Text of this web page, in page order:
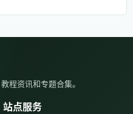
程资讯和专题合集。
站点服务